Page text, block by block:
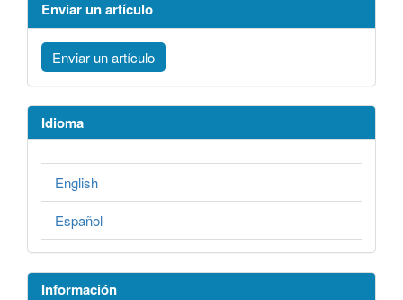
Enviar un artículo
Enviar un artículo
Idioma
English
Español
Información